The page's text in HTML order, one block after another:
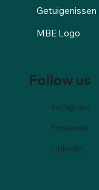
Getuigenissen
MBE Logo
Follow us
Instagram
Facebook
Linkedin